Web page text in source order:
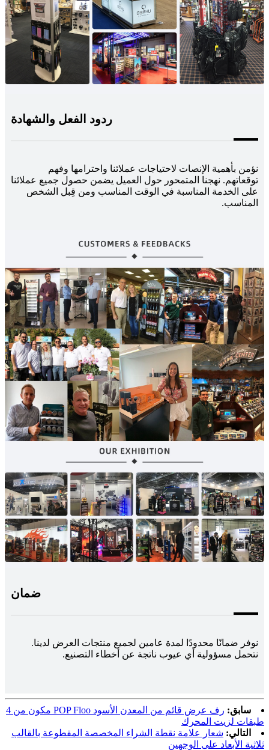
ردود الفعل والشهادة
نؤمن بأهمية الإنصات لاحتياجات عملائنا واحترامها وفهم
توقعاتهم. نهجنا المتمحور حول العميل يضمن حصول جميع عملائنا
على الخدمة المناسبة في الوقت المناسب ومن قِبل الشخص
المناسب.
ضمان
نوفر ضمانًا محدودًا لمدة عامين لجميع منتجات العرض لدينا.
نتحمل مسؤولية أي عيوب ناتجة عن أخطاء التصنيع.
سابق:
رف عرض قائم من المعدن الأسود POP Floo مكون من 4
طبقات لزيت المحرك
التالي: شعار علامة نقطة الشراء المخصصة المقطوعة بالقالب
ثلاثية الأبعاد على الوجهين